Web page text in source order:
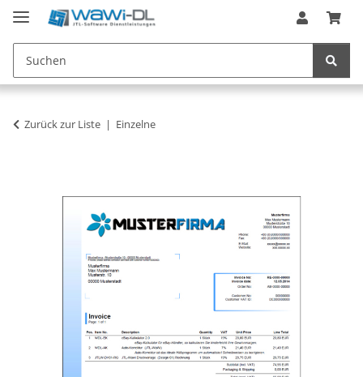
Zurück zur Liste Einzelne